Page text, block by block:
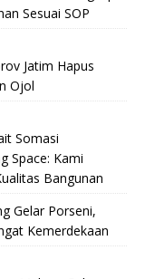
Sesuai SOP
Jatim Hapus
Ojol
Somasi
Space: Kami
Bangunan
Gelar Porseni,
Kemerdekaan